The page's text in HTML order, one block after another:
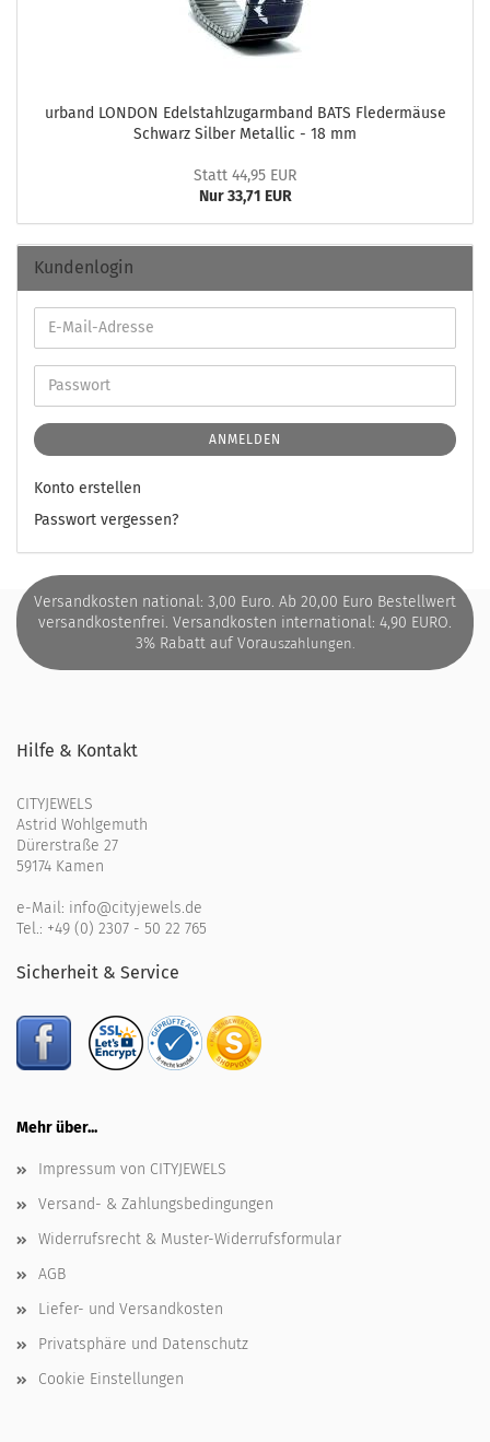
ur­band LON­DON Edel­stahl­zug­arm­band BATS Fle­der­mäu­se
Schwarz Sil­ber Me­tal­lic - 18 mm
Statt 44,95 EUR
Nur 33,71 EUR
Kundenlogin
ANMELDEN
Konto erstellen
Passwort vergessen?
Versandkosten national: 3,00 Euro. Ab 20,00 Euro Bestellwert
versandkostenfrei. Versandkosten international: 4,90 EURO.
3% Rabatt auf Vorauszahlungen.
Hilfe & Kontakt
CITYJEWELS
Astrid Wohlgemuth
Dürerstraße 27
59174 Kamen
e-Mail: info@cityjewels.de
Tel.: +49 (0) 2307 - 50 22 765
Sicherheit & Service
Mehr über...
Impressum von CITYJEWELS
Versand- & Zahlungsbedingungen
Widerrufsrecht & Muster-Widerrufsformular
AGB
Liefer- und Versandkosten
Privatsphäre und Datenschutz
Cookie Einstellungen